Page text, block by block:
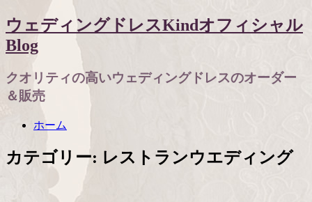
ウェディングドレスKindオフィシャル
Blog
クオリティの高いウェディングドレスのオーダー
＆販売
Menu
Skip
content
ホーム
カテゴリー: レストランウエディング